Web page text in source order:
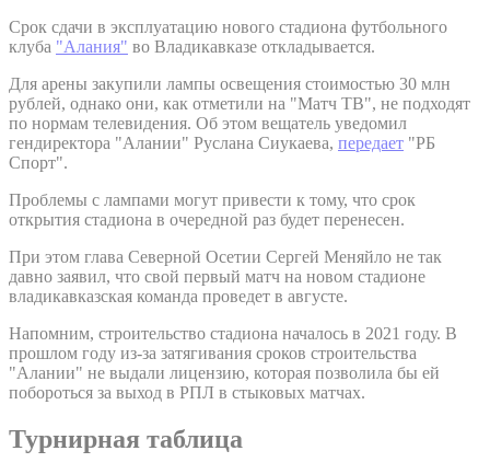
Срок сдачи в эксплуатацию нового стадиона футбольного
клуба "Алания" во Владикавказе откладывается.
Для арены закупили лампы освещения стоимостью 30 млн
рублей, однако они, как отметили на "Матч ТВ", не подходят
по нормам телевидения. Об этом вещатель уведомил
гендиректора "Алании" Руслана Сиукаева, передает "РБ
Спорт".
Проблемы с лампами могут привести к тому, что срок
открытия стадиона в очередной раз будет перенесен.
При этом глава Северной Осетии Сергей Меняйло не так
давно заявил, что свой первый матч на новом стадионе
владикавказская команда проведет в августе.
Напомним, строительство стадиона началось в 2021 году. В
прошлом году из-за затягивания сроков строительства
"Алании" не выдали лицензию, которая позволила бы ей
побороться за выход в РПЛ в стыковых матчах.
Турнирная таблица